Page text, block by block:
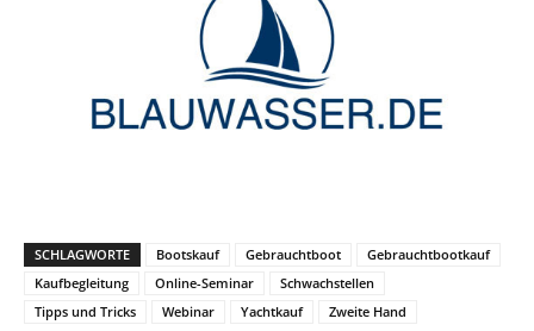
SCHLAGWORTE Bootskauf Gebrauchtboot
Gebrauchtbootkauf
Kaufbegleitung
Online-Seminar
Schwachstellen
Tipps und Tricks
Webinar Yachtkauf Zweite Hand